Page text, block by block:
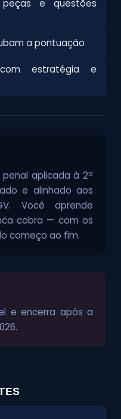
e questões
a pontuação
estratégia e
aplicada à 2ª
e alinhado aos
Você aprende
cobra — com os
começo ao fim.
e encerra após a